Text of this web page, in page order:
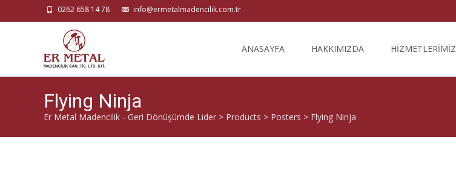
0262 658 14 78 info@ermetalmadencilik.com.tr
ANASAYFA HAKKIMIZDA HİZMETLERİMİZ
Flying Ninja
Er Metal Madencilik - Geri Dönüşümde Lider > Products > Posters > Flying Ninja